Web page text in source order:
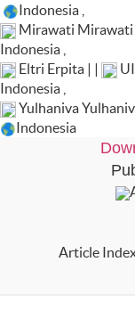
Indonesia
Mirawati Mirawati
Indonesia
Eltri Erpita | |
Indonesia
Yulhaniva
Indonesia
Article